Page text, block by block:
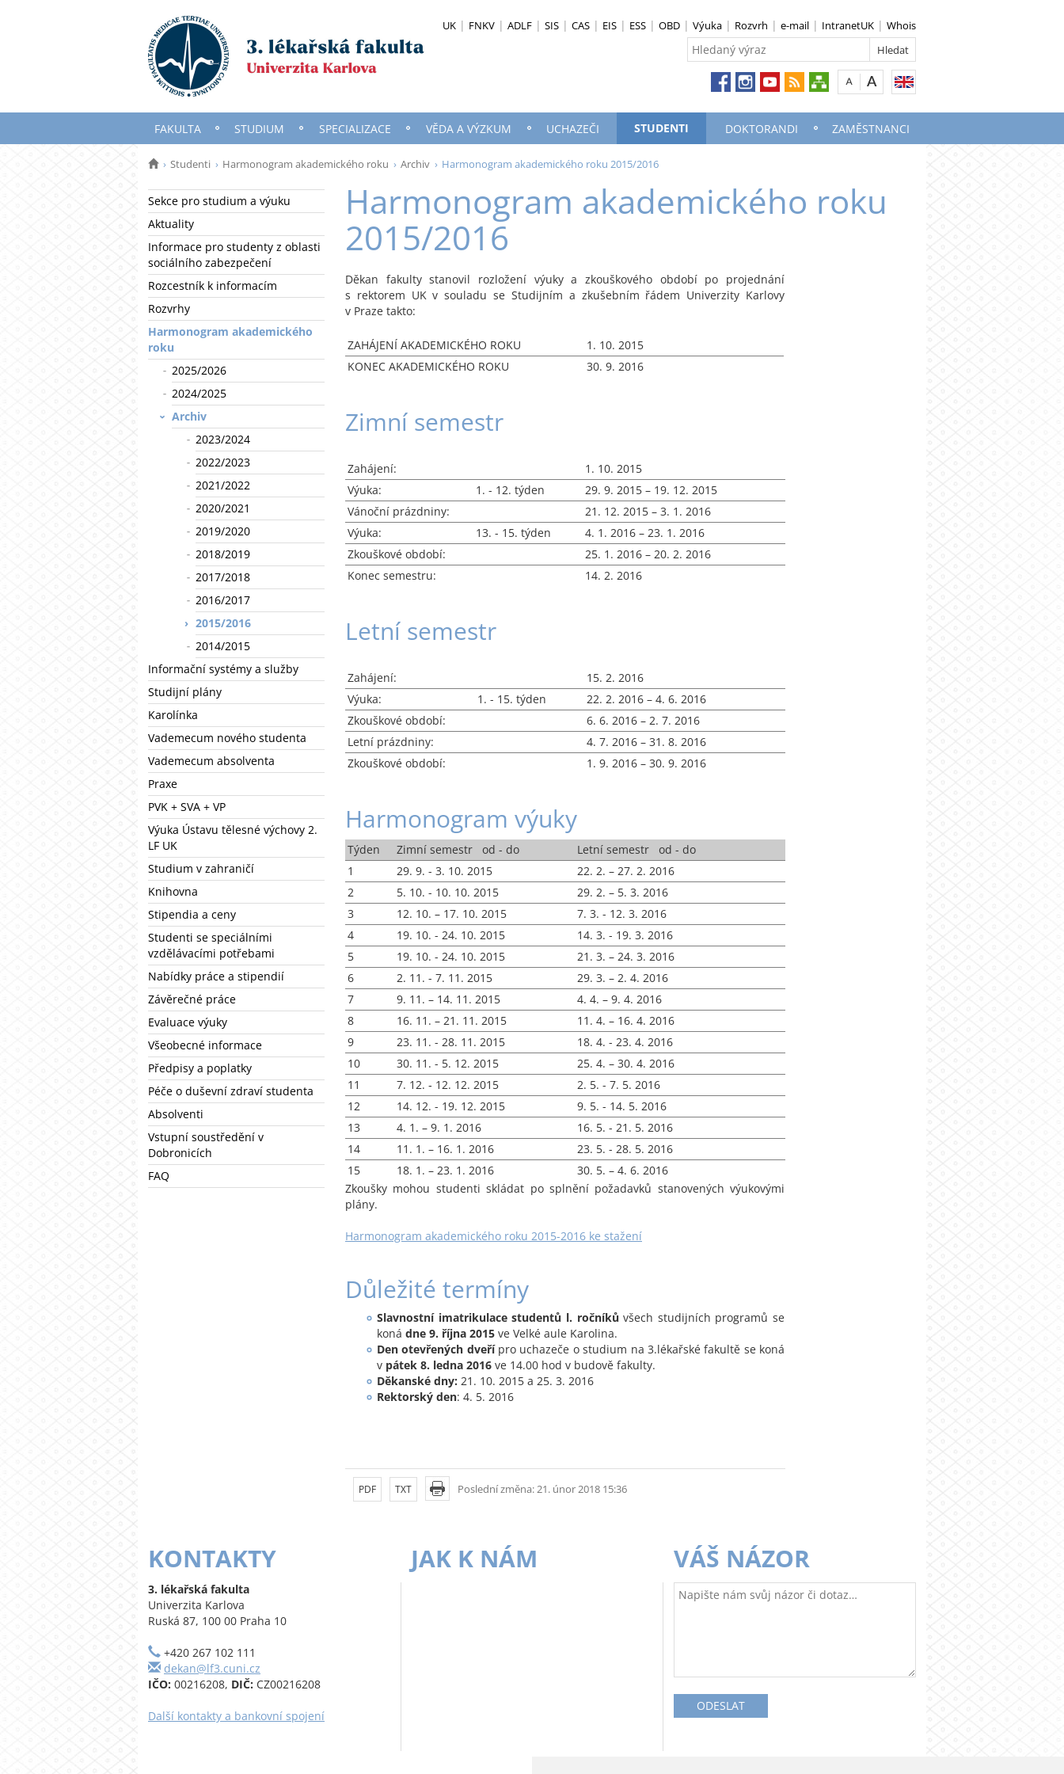
UK FNKV ADLF SIS CAS EIS ESS OBD Výuka Rozvrh e-mail IntranetUK Whois
FAKULTA STUDIUM SPECIALIZACE VĚDA A VÝZKUM UCHAZEČI STUDENTI DOKTORANDI ZAMĚSTNANCI
Studenti Harmonogram akademického roku Archiv Harmonogram akademického roku 2015/2016
Sekce pro studium a výuku
Aktuality
Informace pro studenty z oblasti
sociálního zabezpečení
Rozcestník k informacím
Rozvrhy
Harmonogram akademického
roku
2025/2026
2024/2025
Archiv
2023/2024
2022/2023
2021/2022
2020/2021
2019/2020
2018/2019
2017/2018
2016/2017
2015/2016
2014/2015
Informační systémy a služby
Studijní plány
Karolínka
Vademecum nového studenta
Vademecum absolventa
Praxe
PVK + SVA + VP
Výuka Ústavu tělesné výchovy 2.
LF UK
Studium v zahraničí
Knihovna
Stipendia a ceny
Studenti se speciálními
vzdělávacími potřebami
Nabídky práce a stipendií
Závěrečné práce
Evaluace výuky
Všeobecné informace
Předpisy a poplatky
Péče o duševní zdraví studenta
Absolventi
Vstupní soustředění v
Dobronicích
FAQ
Harmonogram akademického roku
2015/2016
Děkan fakulty stanovil rozložení výuky a zkouškového období po projednání
s rektorem UK v souladu se Studijním a zkušebním řádem Univerzity Karlovy
v Praze takto:
ZAHÁJENÍ AKADEMICKÉHO ROKU
1. 10. 2015
KONEC AKADEMICKÉHO ROKU
30. 9. 2016
Zimní semestr
Zahájení:
1. 10. 2015
Výuka:
1. - 12. týden
29. 9. 2015 – 19. 12. 2015
Vánoční prázdniny:
21. 12. 2015 – 3. 1. 2016
Výuka:
13. - 15. týden
4. 1. 2016 – 23. 1. 2016
Zkouškové období:
25. 1. 2016 – 20. 2. 2016
Konec semestru:
14. 2. 2016
Letní semestr
Zahájení:
15. 2. 2016
Výuka:
1. - 15. týden
22. 2. 2016 – 4. 6. 2016
Zkouškové období:
6. 6. 2016 – 2. 7. 2016
Letní prázdniny:
4. 7. 2016 – 31. 8. 2016
Zkouškové období:
1. 9. 2016 – 30. 9. 2016
Harmonogram výuky
Týden Zimní semestr od - do
Letní semestr od - do
1
29. 9. - 3. 10. 2015
22. 2. – 27. 2. 2016
2
5. 10. - 10. 10. 2015
29. 2. – 5. 3. 2016
3
12. 10. – 17. 10. 2015
7. 3. - 12. 3. 2016
4
19. 10. - 24. 10. 2015
14. 3. - 19. 3. 2016
5
19. 10. - 24. 10. 2015
21. 3. – 24. 3. 2016
6
2. 11. - 7. 11. 2015
29. 3. – 2. 4. 2016
7
9. 11. – 14. 11. 2015
4. 4. – 9. 4. 2016
8
16. 11. – 21. 11. 2015
11. 4. – 16. 4. 2016
9
23. 11. - 28. 11. 2015
18. 4. - 23. 4. 2016
10
30. 11. - 5. 12. 2015
25. 4. – 30. 4. 2016
11
7. 12. ‐ 12. 12. 2015
2. 5. - 7. 5. 2016
12
14. 12. - 19. 12. 2015
9. 5. - 14. 5. 2016
13
4. 1. – 9. 1. 2016
16. 5. - 21. 5. 2016
14
11. 1. – 16. 1. 2016
23. 5. - 28. 5. 2016
15
18. 1. – 23. 1. 2016
30. 5. – 4. 6. 2016
Zkoušky mohou studenti skládat po splnění požadavků stanovených výukovými
plány.
Harmonogram akademického roku 2015-2016 ke stažení
Důležité termíny
Slavnostní imatrikulace studentů l. ročníků všech studijních programů se
koná dne 9. října 2015 ve Velké aule Karolina.
Den otevřených dveřípro uchazeče o studium na 3.lékařské fakultě se koná
v pátek 8. ledna 2016 ve 14.00 hod v budově fakulty.
Děkanské dny: 21. 10. 2015 a 25. 3. 2016
Rektorský den: 4. 5. 2016
Poslední změna: 21. únor 2018 15:36
PDF TXT
KONTAKTY
3. lékařská fakulta
Univerzita Karlova
Ruská 87, 100 00 Praha 10
+420 267 102 111
dekan@lf3.cuni.cz
IČO: 00216208, DIČ: CZ00216208
Další kontakty a bankovní spojení
JAK K NÁM VÁŠ NÁZOR